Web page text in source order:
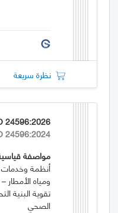
نظرة سريعة
24596:2026
24596:2024
مواصفة
أنظمة
ومياه الأمطار
تقوية البنية
الصحي